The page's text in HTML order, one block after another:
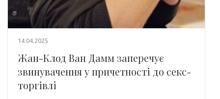
14.04.2025
Жан-Клод Ван Дамм заперечує
звинувачення у причетності до секс-
торгівлі